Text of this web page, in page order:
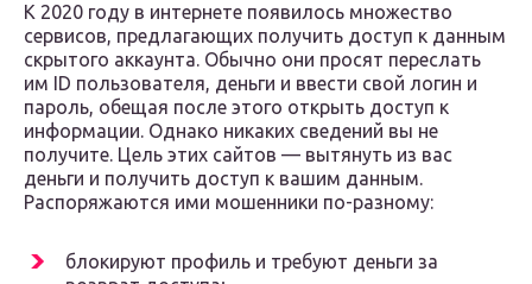
К 2020 году в интернете появилось множество
сервисов, предлагающих получить доступ к данным
скрытого аккаунта. Обычно они просят переслать
им ID пользователя, деньги и ввести свой логин и
пароль, обещая после этого открыть доступ к
информации. Однако никаких сведений вы не
получите. Цель этих сайтов — вытянуть из вас
деньги и получить доступ к вашим данным.
Распоряжаются ими мошенники по-разному:
блокируют профиль и требуют деньги за